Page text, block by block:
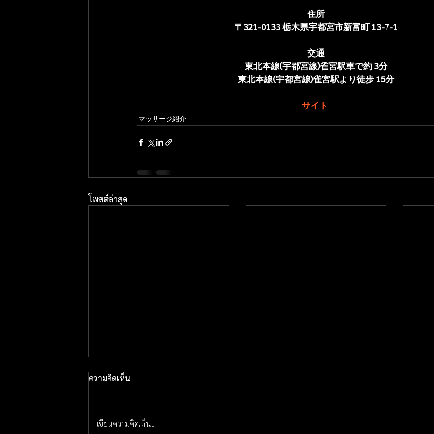
住所
〒321-0133 栃木県宇都宮市新富町 13-7-1
交通
東北本線(宇都宮線)雀宮駅車で約 3分
東北本線(宇都宮線)雀宮駅より徒歩 15分
サイト
マッサージ紹介
โพสต์ล่าสุด
ความคิดเห็น
เขียนความคิดเห็น…